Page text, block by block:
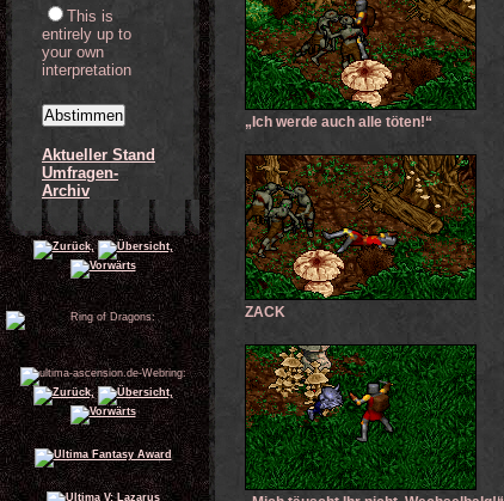
„Ich werde auch alle töten!“
ZACK
This is
entirely up to
your own
interpretation
Aktueller Stand
Umfragen-
Archiv